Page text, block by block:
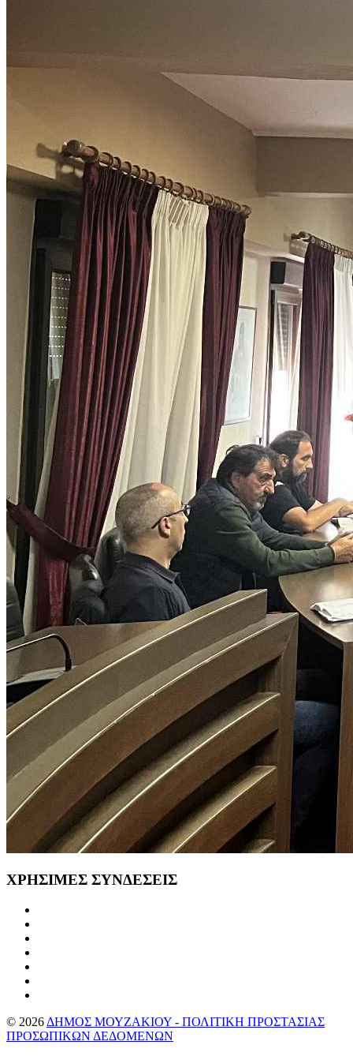
ΧΡΗΣΙΜΕΣ ΣΥΝΔΕΣΕΙΣ
© 2026 ΔΗΜΟΣ ΜΟΥΖΑΚΙΟΥ - ΠΟΛΙΤΙΚΗ ΠΡΟΣΤΑΣΙΑΣ
ΠΡΟΣΩΠΙΚΩΝ ΔΕΔΟΜΕΝΩΝ